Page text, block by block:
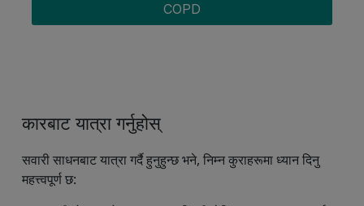
COPD
कारबाट यात्रा गर्नुहोस्
सवारी साधनबाट यात्रा गर्दै हुनुहुन्छ भने, निम्न कुराहरूमा ध्यान दिनु
महत्त्वपूर्ण छ: